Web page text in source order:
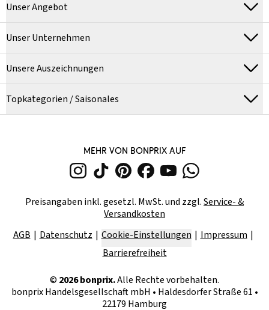
Unser Angebot
Unser Unternehmen
Unsere Auszeichnungen
Topkategorien / Saisonales
MEHR VON BONPRIX AUF
Preisangaben inkl. gesetzl. MwSt. und zzgl.Service- &
Versandkosten
AGB
Datenschutz Cookie-Einstellungen
Impressum
Barrierefreiheit
© 2026bonprix.Alle Rechte vorbehalten.
bonprix Handelsgesellschaft mbH • Haldesdorfer Straße 61 •
22179 Hamburg